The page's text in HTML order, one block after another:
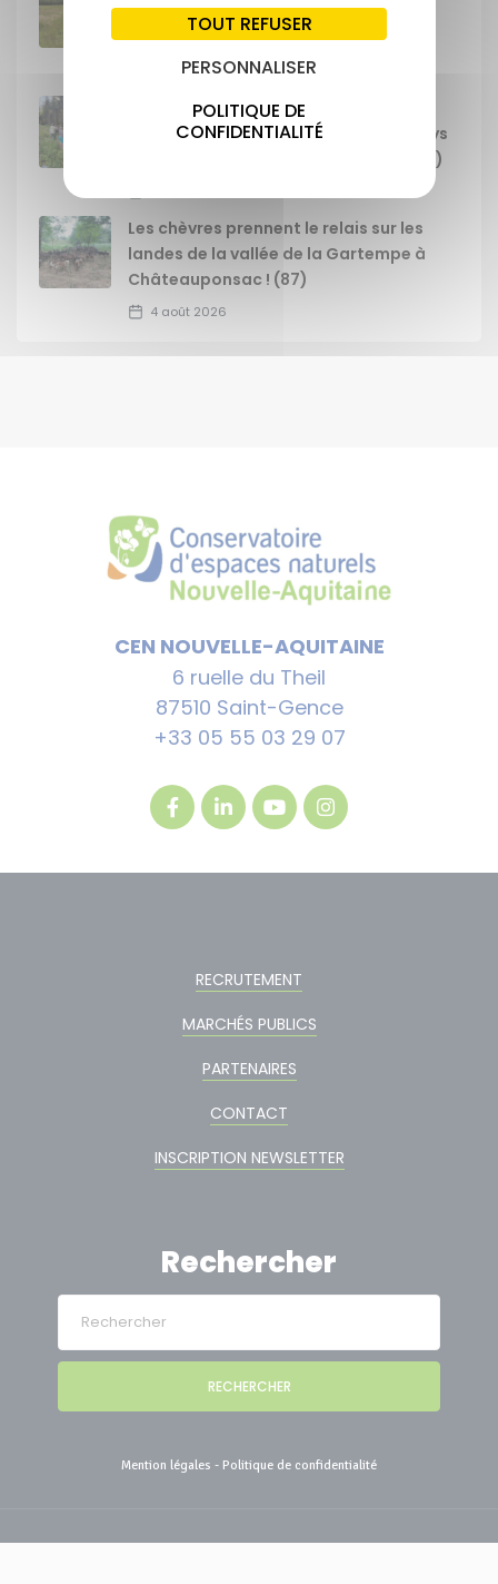
TOUT REFUSER
PERSONNALISER
POLITIQUE DE
CONFIDENTIALITÉ
superficie de 62 ha, dans le
département de la Haute-Vienne
4 août 2026
Journée GEMAPI : animation sur les
zones humides auprès des élus du Pays
Monts & Barrages à Champnétery (87)
Les chèvres prennent le relais sur les
landes de la vallée de la Gartempe à
Châteauponsac ! (87)
4 août 2026
CEN NOUVELLE-AQUITAINE
6 ruelle du Theil
87510 Saint-Gence
+33 05 55 03 29 07
RECRUTEMENT
MARCHÉS PUBLICS
PARTENAIRES
CONTACT
INSCRIPTION NEWSLETTER
Rechercher
RECHERCHER
Mention légales - Politique de confidentialité